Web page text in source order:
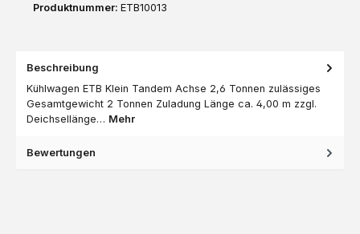
Produktnummer: ETB10013
Beschreibung
Kühlwagen ETB Klein Tandem Achse 2,6 Tonnen zulässiges
Gesamtgewicht 2 Tonnen Zuladung Länge ca. 4,00 m zzgl.
Deichsellänge… Mehr
Bewertungen